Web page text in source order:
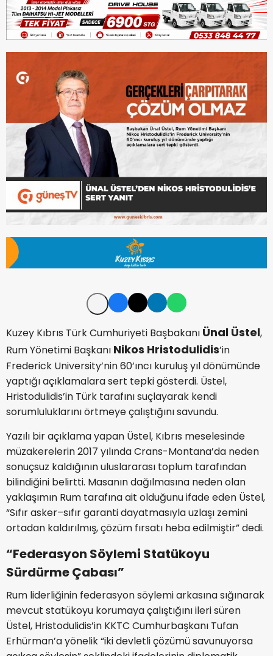
Kuzey Kıbrıs Türk Cumhuriyeti Başbakanı Ünal Üstel,
Rum Yönetimi Başkanı Nikos Hristodulidis’in
Frederick University’nin 60’ıncı kuruluş yıl dönümünde
yaptığı açıklamalara sert tepki gösterdi. Üstel,
Hristodulidis’in Türk tarafını suçlayarak kendi
sorumluluklarını örtmeye çalıştığını savundu.
Yazılı bir açıklama yapan Üstel, Kıbrıs meselesinde
müzakerelerin 2017 yılında Crans-Montana’da neden
sonuçsuz kaldığının uluslararası toplum tarafından
bilindiğini belirtti. Masanın dağılmasına neden olan
yaklaşımın Rum tarafına ait olduğunu ifade eden Üstel,
“Sıfır asker–sıfır garanti dayatmasıyla uzlaşı zemini
ortadan kaldırılmış, çözüm fırsatı heba edilmiştir” dedi.
“Federasyon Söylemi Statükoyu
Sürdürme Çabası”
Rum liderliğinin federasyon söylemi arkasına sığınarak
mevcut statükoyu korumaya çalıştığını ileri süren
Üstel, Hristodulidis’in KKTC Cumhurbaşkanı Tufan
Erhürman’a yönelik “iki devletli çözümü savunuyorsa